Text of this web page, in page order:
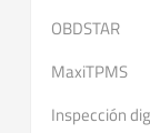
OBDSTAR
MaxiTPMS
Inspección